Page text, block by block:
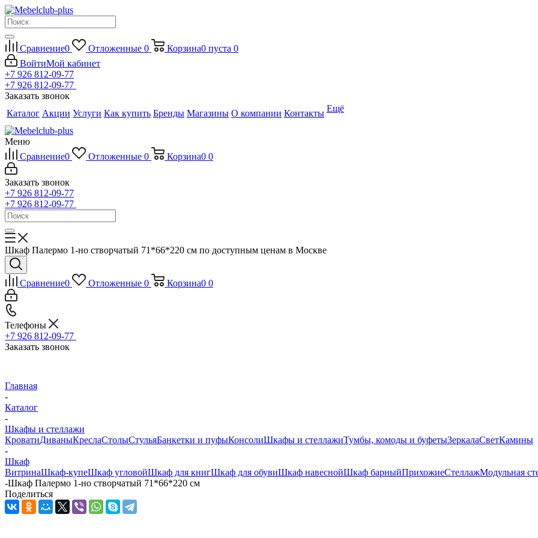
Сравнение0 Отложенные 0 Корзина0 пуста 0
ВойтиМой кабинет
+7 926 812-09-77
+7 926 812-09-77
Заказать звонок
Каталог Акции Услуги Как купить Бренды Магазины О компании Контакты Ещё
Меню
Сравнение0 Отложенные 0 Корзина0 0
Заказать звонок
+7 926 812-09-77
+7 926 812-09-77
Шкаф Палермо 1-но створчатый 71*66*220 см по доступным ценам в Москве
Сравнение0 Отложенные 0 Корзина0 0
Телефоны
+7 926 812-09-77
Заказать звонок
Главная
-
Каталог
-
Шкафы и стеллажи
КроватиДиваныКреслаСтолыСтульяБанкетки и пуфыКонсолиШкафы и стеллажиТумбы, комоды и буфетыЗеркалаСветКамины
-
Шкаф
ВитринаШкаф-купеШкаф угловойШкаф для книгШкаф для обувиШкаф навеснойШкаф барныйПрихожиеСтеллажМодульная
-Шкаф Палермо 1-но створчатый 71*66*220 см
Поделиться